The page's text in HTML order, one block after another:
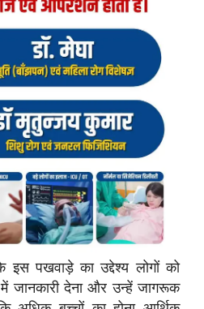
इस पखवाड़े का उद्देश्य लोगों को
जानकारी देना और उन्हें जागरूक